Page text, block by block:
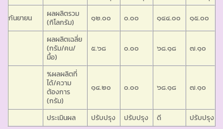
กันยายน
ผลผลิตรวม
(กิโลกรัม)
๑๒.๐๐ ๐.๐๐ ๑๔๔.๐๐
๑๕.๐๐
ผลผลิตเฉลี่ย
(กรัม/คน/
มื้อ)
๕.๖๘ ๐.๐๐ ๖๘.๑๘ ๗.๑๐
%ผลผลิตที่
ได้/ความ
ต้องการ
(กรัม)
๑๔.๒๐ ๐.๐๐ ๖๘.๑๘ ๗.๑๐
ประเมินผล ปรับปรุง ปรับปรุง ดี ปรับปรุง